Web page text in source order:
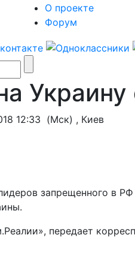
О проекте
Форум
Украину
12:33 (Мск) , Киев
запрещенного в
передает